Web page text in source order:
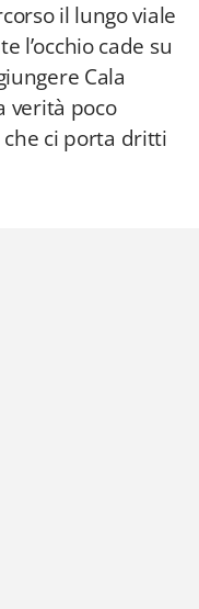
il lungo viale
l’occhio cade su
Cala
verità poco
che ci porta dritti